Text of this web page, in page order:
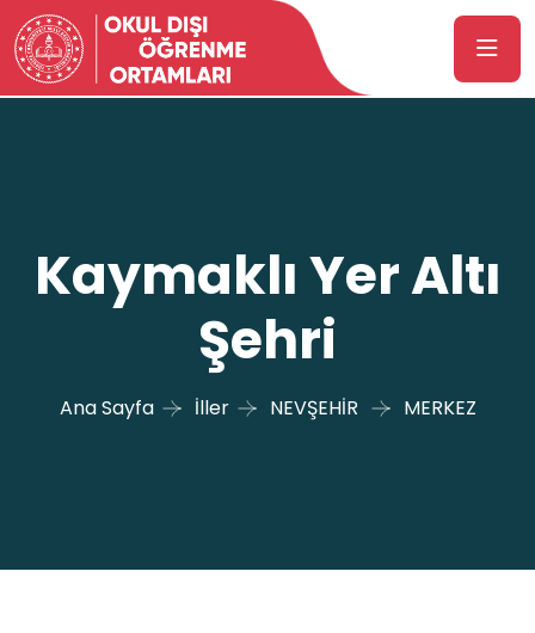
Kaymaklı Yer Altı
Şehri
Ana Sayfa İller NEVŞEHİR MERKEZ